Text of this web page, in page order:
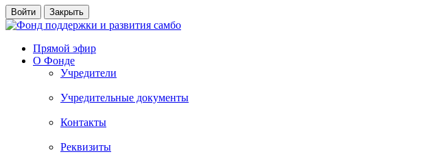
Прямой эфир
О Фонде
Учредители
Учредительные документы
Контакты
Реквизиты